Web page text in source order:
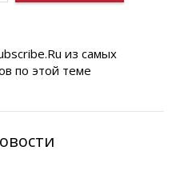
из самых
по этой теме